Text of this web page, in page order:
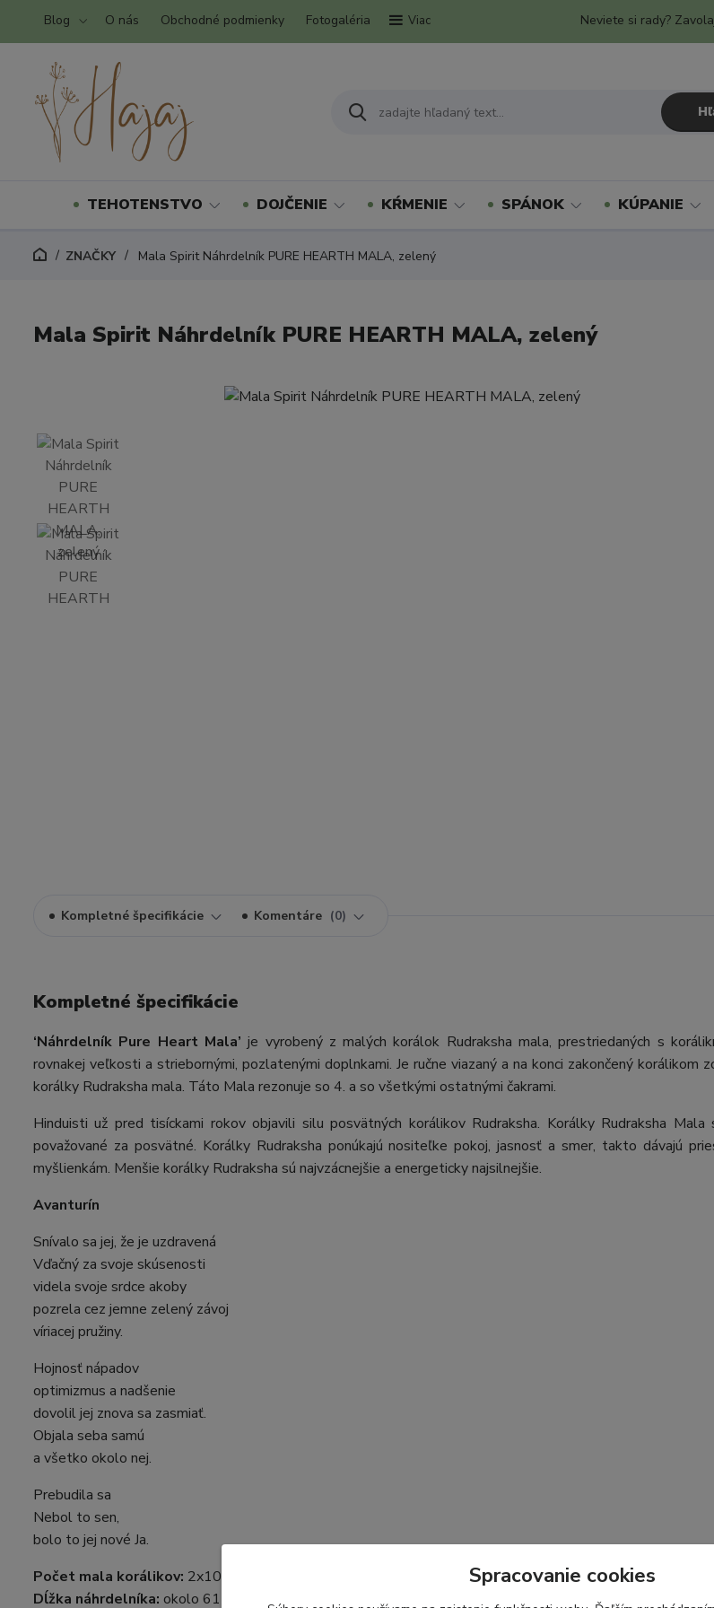
Blog O nás Obchodné podmienky Fotogaléria Viac Neviete si rady?
TEHOTENSTVO DOJČENIE KŔMENIE SPÁNOK KÚPANIE
ZNAČKY Mala Spirit Náhrdelník PURE HEARTH MALA, zelený
Mala Spirit Náhrdelník PURE HEARTH MALA, zelený
Kompletné špecifikácie Komentáre 0
Kompletné špecifikácie
‘Náhrdelník Pure Heart Mala’je vyrobený z malých korálok Rudraksha mala, prestriedaných s
rovnakej veľkosti a striebornými, pozlatenými doplnkami. Je ručne viazaný a na konci zakončený korálikom
korálky Rudraksha mala. Táto Mala rezonuje so 4. a so všetkými ostatnými čakrami.
Hinduisti už pred tisíckami rokov objavili silu posvätných korálikov Rudraksha. Korálky Rudraksha Mala
považované za posvätné. Korálky Rudraksha ponúkajú nositeľke pokoj, jasnosť a smer, takto dávajú
myšlienkám. Menšie korálky Rudraksha sú najvzácnejšie a energeticky najsilnejšie.
Avanturín
Snívalo sa jej, že je uzdravená
Vďačný za svoje skúsenosti
videla svoje srdce akoby
pozrela cez jemne zelený závoj
víriacej pružiny.
Hojnosť nápadov
optimizmus a nadšenie
dovolil jej znova sa zasmiať.
Objala seba samú
a všetko okolo nej.
Prebudila sa
Nebol to sen,
bolo to jej nové Ja.
Počet mala korálikov: 2x108, možnosť obtočiť 2x okolo krku
Dĺžka náhrdelníka: okolo 61 cm
Spracovanie cookies